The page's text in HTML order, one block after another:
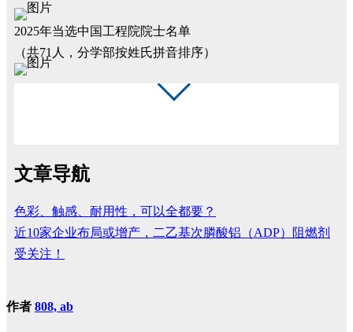
2025年当选中国工程院院士名单
（共71人，分学部按姓氏拼音排序）
文章导航
色彩、触感、耐用性，可以全都要？
近10家企业布局或增产，二乙基次膦酸铝（ADP）阻燃剂
受关注！
作者 808, ab